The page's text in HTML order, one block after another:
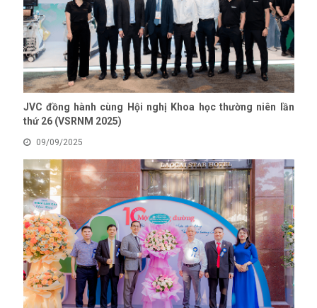
JVC đồng hành cùng Hội nghị Khoa học thường niên lần
thứ 26 (VSRNM 2025)
09/09/2025